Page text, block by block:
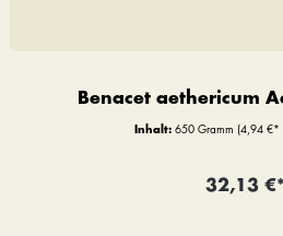
Benacet aethericum
Inhalt: 650 Gramm (4,94 €*
32,13 €*